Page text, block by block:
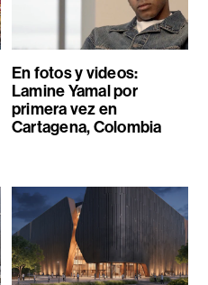
En fotos y videos:
Lamine Yamal por
primera vez en
Cartagena, Colombia